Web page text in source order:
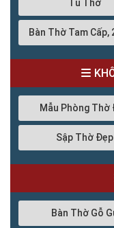
Tủ Thờ
Bàn Thờ Tam Cấp,
Mẫu Phòng Thờ
Sập Thờ Đẹp
Bàn Thờ Gỗ